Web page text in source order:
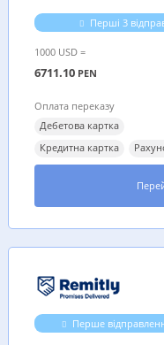
Перші 3
1000 USD =
6711.10 PEN
Оплата переказу
Дебетова картка
Кредитна картка
Перше